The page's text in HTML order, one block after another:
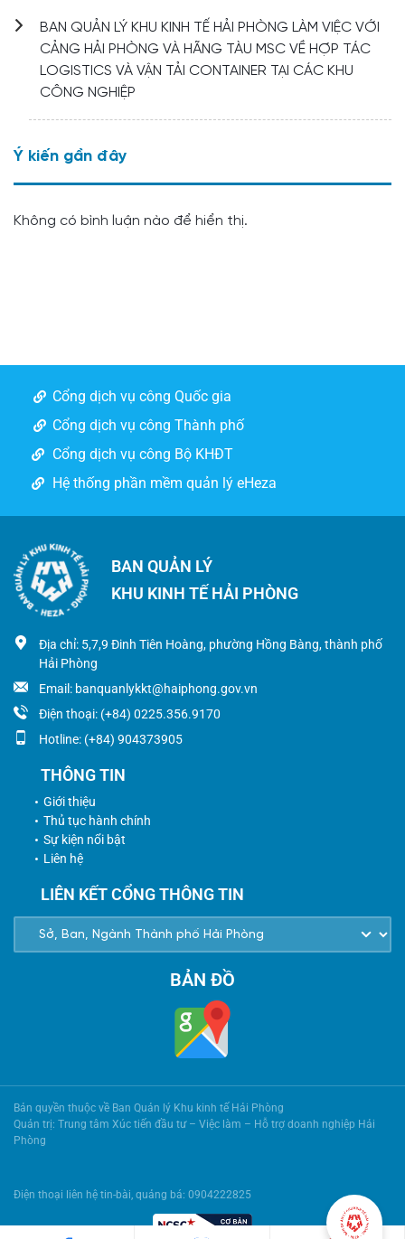
BAN QUẢN LÝ KHU KINH TẾ HẢI PHÒNG LÀM VIỆC VỚI
CẢNG HẢI PHÒNG VÀ HÃNG TÀU MSC VỀ HỢP TÁC
LOGISTICS VÀ VẬN TẢI CONTAINER TẠI CÁC KHU
CÔNG NGHIỆP
Ý kiến ​​gần đây
Không có bình luận nào để hiển thị.
Cổng dịch vụ công Quốc gia
Cổng dịch vụ công Thành phố
Cổng dịch vụ công Bộ KHĐT
Hệ thống phần mềm quản lý eHeza
BAN QUẢN LÝ
KHU KINH TẾ HẢI PHÒNG
Địa chỉ: 5,7,9 Đinh Tiên Hoàng, phường Hồng Bàng, thành phố
Hải Phòng
Email: banquanlykkt@haiphong.gov.vn
Điện thoại: (+84) 0225.356.9170
Hotline: (+84) 904373905
THÔNG TIN
Giới thiệu
Thủ tục hành chính
Sự kiện nổi bật
Liên hệ
LIÊN KẾT CỔNG THÔNG TIN
BẢN ĐỒ
Bản quyền thuộc về Ban Quản lý Khu kinh tế Hải Phòng
Quản trị: Trung tâm Xúc tiến đầu tư – Việc làm – Hỗ trợ doanh nghiệp Hải
Phòng
Điện thoại liên hệ tin-bài, quảng bá: 0904222825